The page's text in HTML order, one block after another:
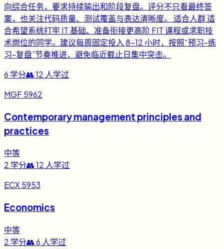
向综合任务，要求持续输出和阶段复盘。评分不只看最终答
案，也关注代码质量、测试覆盖与表达清晰度。 适合人群 适
合希望系统打牢 IT 基础、准备衔接更高阶 FIT 课程或求职技
术岗位的同学。建议每周固定投入 8-12 小时，按照“预习-练
习-复盘”节奏推进，避免临近截止日集中突击。
6 学分👥12 人学过
MGF 5962
Contemporary management principles and
practices
中等
2 学分👥12 人学过
ECX 5953
Economics
中等
2 学分👥6 人学过